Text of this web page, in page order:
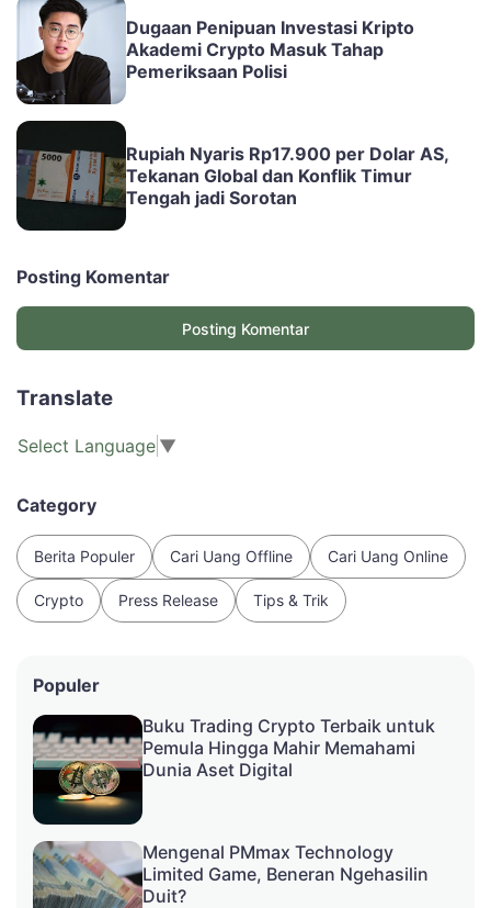
Dugaan Penipuan Investasi Kripto
Akademi Crypto Masuk Tahap
Pemeriksaan Polisi
Rupiah Nyaris Rp17.900 per Dolar AS,
Tekanan Global dan Konflik Timur
Tengah jadi Sorotan
Posting Komentar
Posting Komentar
Translate
Select Language ▼
Category
Berita Populer Cari Uang Offline Cari Uang Online
Crypto Press Release Tips & Trik
Populer
Buku Trading Crypto Terbaik untuk
Pemula Hingga Mahir Memahami
Dunia Aset Digital
Mengenal PMmax Technology
Limited Game, Beneran Ngehasilin
Duit?